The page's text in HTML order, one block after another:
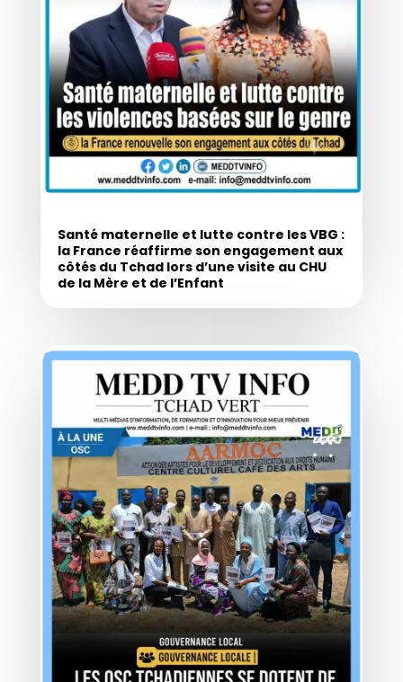
Santé maternelle et lutte contre les VBG :
la France réaffirme son engagement aux
côtés du Tchad lors d’une visite au CHU
de la Mère et de l’Enfant